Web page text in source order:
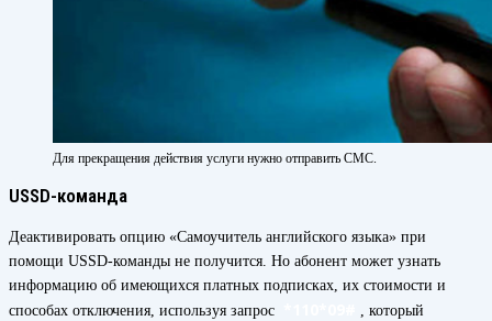
Для прекращения действия услуги нужно отправить СМС.
USSD-команда
Деактивировать опцию «Самоучитель английского языка» при
помощи USSD-команды не получится. Но абонент может узнать
информацию об имеющихся платных подписках, их стоимости и
способах отключения, используя запрос
, который